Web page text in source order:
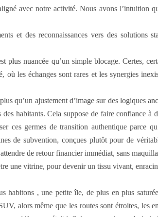
avec notre activité. Nous avons l’intuition
et des reconnaissances vers des solutions
nuancée qu’un simple blocage. Certes,
où les échanges sont rares et les synergies
qu’un ajustement d’image sur des logiques
habitants. Cela suppose de faire confiance
ces germes de transition authentique parce
de subvention, conçues plutôt pour de
de retour financier immédiat, sans
une vitrine, pour devenir un tissu vivant,
habitons , une petite île, de plus en plus
alors même que les routes sont étroites, les